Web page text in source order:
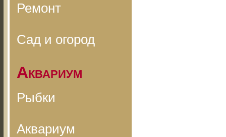
Ремонт
Сад и огород
Аквариум
Рыбки
Аквариум